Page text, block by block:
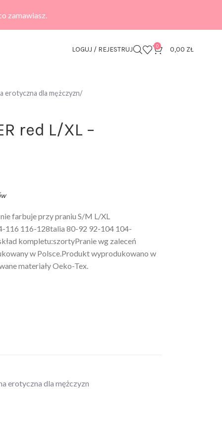
zamawiasz.
LOGUJ / REJESTRUJ 0 0,00 ZŁ
erotyczna dla mężczyzn
red L/XL –
farbuje przy praniu S/M L/XL
116 116-128talia 80-92 92-104 104-
kompletu:szortyPranie wg zaleceń
w Polsce.Produkt wyprodukowano w
materiały Oeko-Tex.
erotyczna dla mężczyzn